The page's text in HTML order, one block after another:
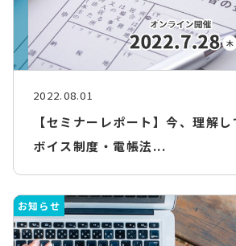
2022.08.01
【セミナーレポート】今、理解
ボイス制度・電帳法...
お知らせ